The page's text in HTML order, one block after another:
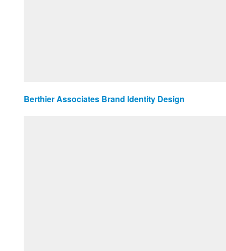
Berthier Associates Brand Identity Design